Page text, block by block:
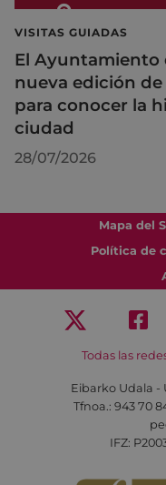
VISITAS GUIADAS
El Ayuntamiento
nueva edición
para conocer la
ciudad
28/07/2026
Mapa del
Política de
Todas las
Eibarko Udala -
Tfnoa.: 943 70
IFZ: